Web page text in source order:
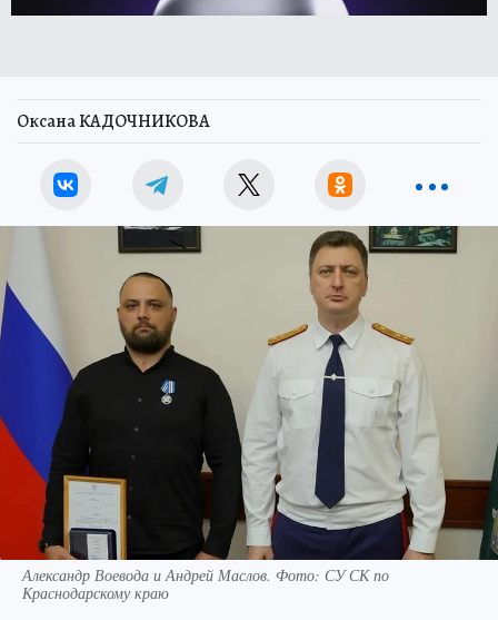
Оксана КАДОЧНИКОВА
Александр Воевода и Андрей Маслов. Фото: СУ СК по
Краснодарскому краю